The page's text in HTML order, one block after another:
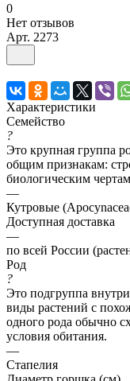
0
Нет отзывов
Арт. 2273
Характеристики
Семейство
?
Это крупная группа
общим признакам:
биологическим
—
Кутровые
Доступная доставка
—
по всей России
Род
?
Это подгруппа
виды растений с
одного рода обычно
условия обитания.
—
Стапелия